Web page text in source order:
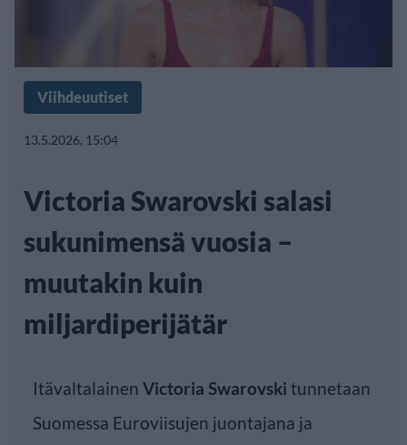
Viihdeuutiset
13.5.2026, 15:04
Victoria Swarovski salasi
sukunimensä vuosia –
muutakin kuin
miljardiperijätär
Itävaltalainen Victoria Swarovski tunnetaan
Suomessa Euroviisujen juontajana ja